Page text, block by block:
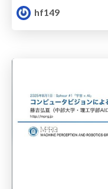
hf149